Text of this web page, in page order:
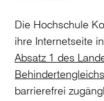
Die Hochschule
ihre Internetseite
Absatz 1 des
barrierefrei